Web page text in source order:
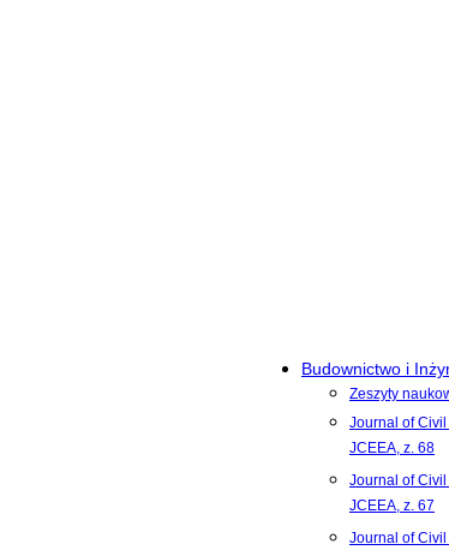
Budownictwo i
Zeszyty
Journal of
JCEEA, z. 68
Journal of
JCEEA, z. 67
Journal of